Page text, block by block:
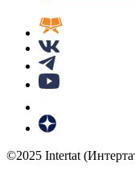
©2025 Intertat